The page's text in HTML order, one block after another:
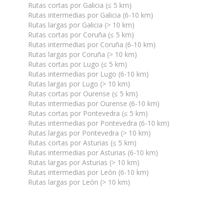
Rutas cortas por Galicia (≤ 5 km)
Rutas intermedias por Galicia (6-10 km)
Rutas largas por Galicia (> 10 km)
Rutas cortas por Coruña (≤ 5 km)
Rutas intermedias por Coruña (6-10 km)
Rutas largas por Coruña (> 10 km)
Rutas cortas por Lugo (≤ 5 km)
Rutas intermedias por Lugo (6-10 km)
Rutas largas por Lugo (> 10 km)
Rutas cortas por Ourense (≤ 5 km)
Rutas intermedias por Ourense (6-10 km)
Rutas cortas por Pontevedra (≤ 5 km)
Rutas intermedias por Pontevedra (6-10 km)
Rutas largas por Pontevedra (> 10 km)
Rutas cortas por Asturias (≤ 5 km)
Rutas intermedias por Asturias (6-10 km)
Rutas largas por Asturias (> 10 km)
Rutas intermedias por León (6-10 km)
Rutas largas por León (> 10 km)